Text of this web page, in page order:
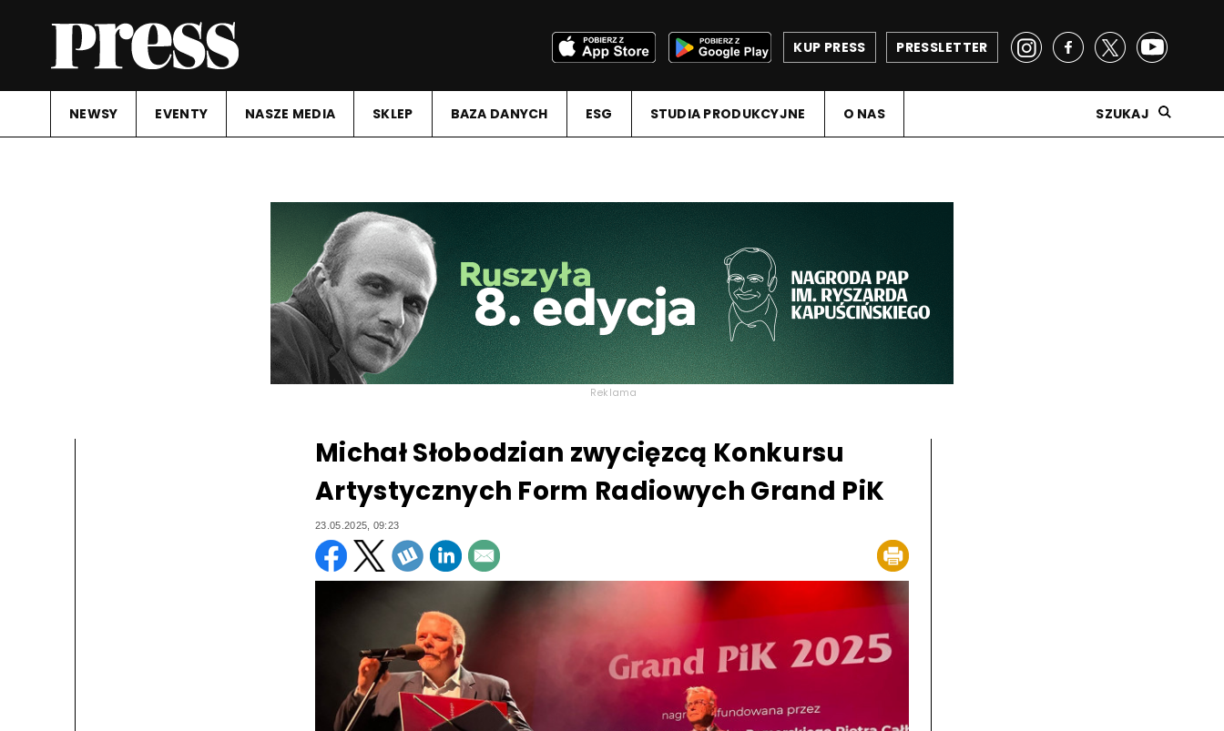
PRESSLETTER
KUP PRESS
NEWSY EVENTY NASZE MEDIA SKLEP BAZA DANYCH ESG STUDIA PRODUKCYJNE O NAS SZUKAJ
Reklama
Michał Słobodzian zwycięzcą Konkursu
Artystycznych Form Radiowych Grand PiK
23.05.2025, 09:23